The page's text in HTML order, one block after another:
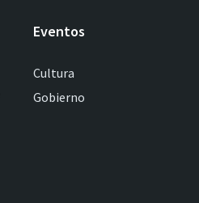
Eventos
Cultura
Gobierno